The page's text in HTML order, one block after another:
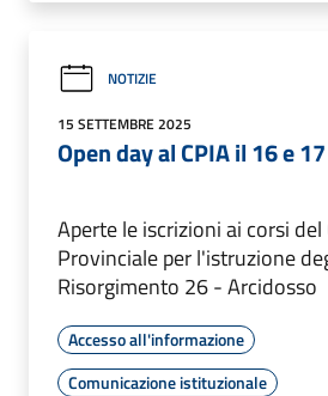
NOTIZIE
15 SETTEMBRE 2025
Open day al CPIA il 16 e
Aperte le iscrizioni ai corsi del
Provinciale per l'istruzione
Risorgimento 26 - Arcidosso
Accesso all'informazione
Comunicazione istituzionale